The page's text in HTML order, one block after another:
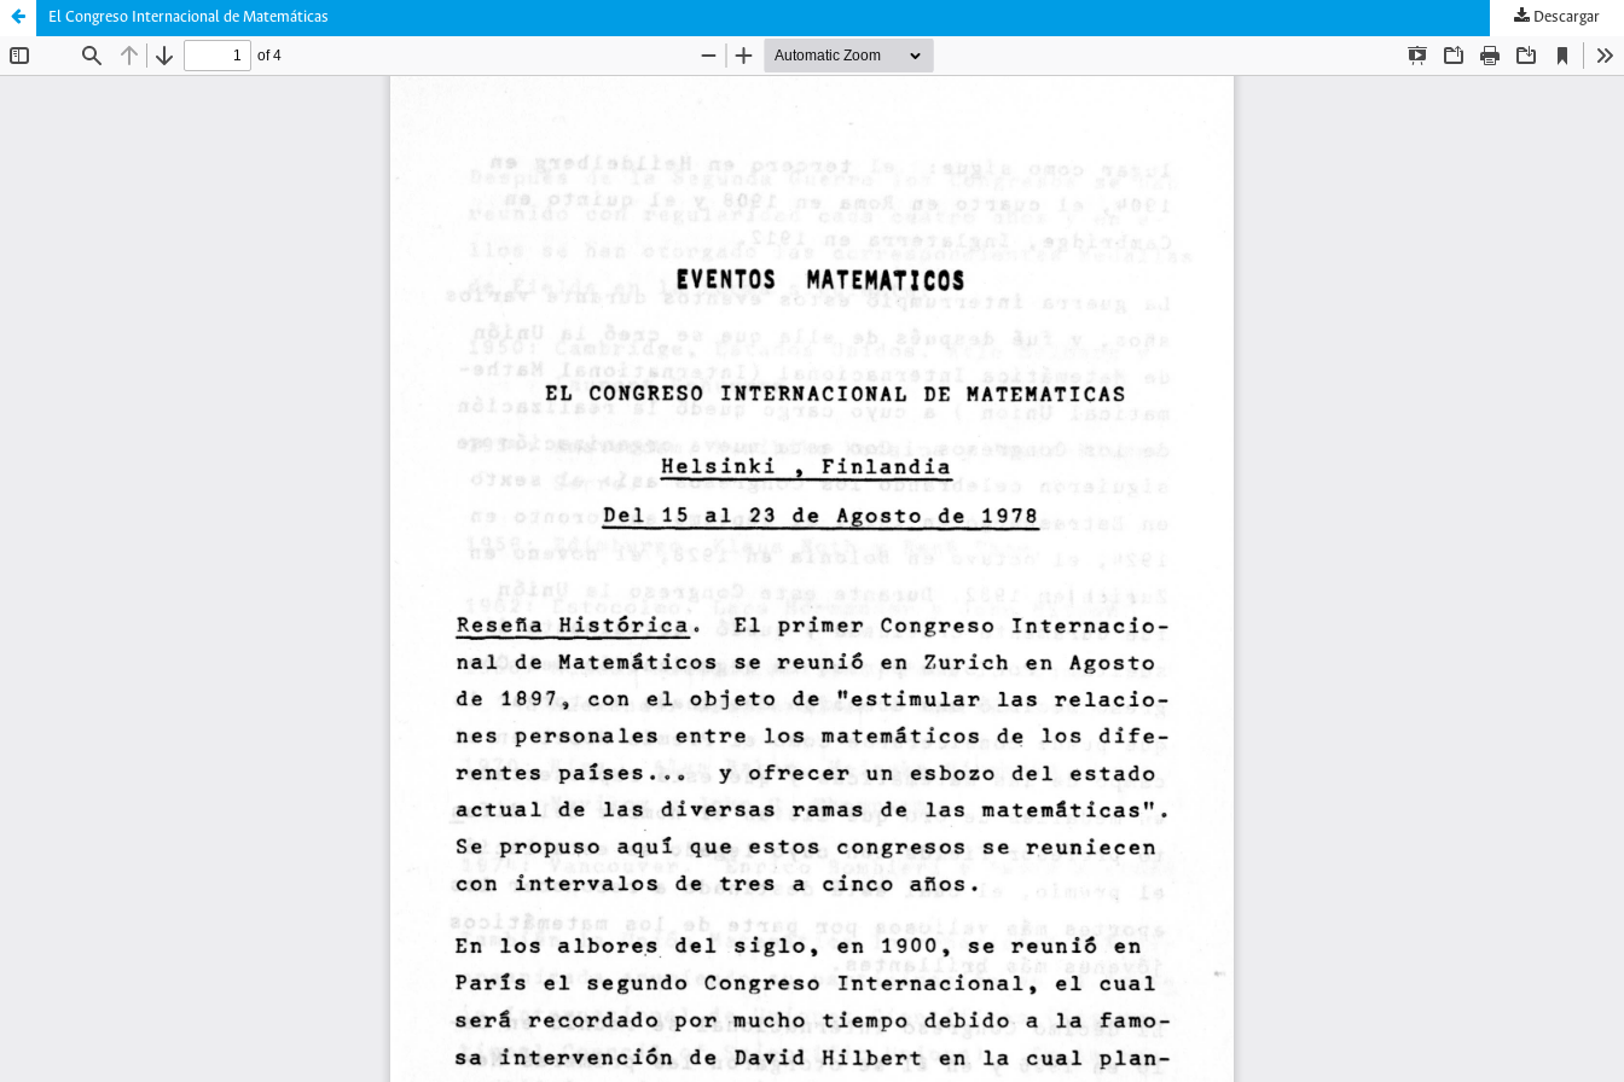
El Congreso Internacional de Matemáticas Descargar